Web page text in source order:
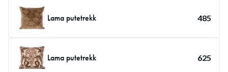
Lama putetrekk 485
Lama putetrekk 625